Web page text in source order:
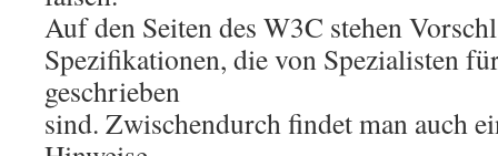
Auf den Seiten des W3C stehen
Spezifikationen, die von Spezialisten
geschrieben
sind. Zwischendurch findet man auch